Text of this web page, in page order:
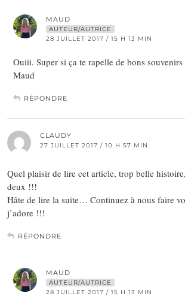
MAUD
AUTEUR/AUTRICE
28 JUILLET 2017 / 15 H 13 MIN
Ouiii. Super si ça te rapelle de bons souvenirs
Maud
RÉPONDRE
CLAUDY
27 JUILLET 2017 / 10 H 57 MIN
Quel plaisir de lire cet article, trop belle
deux !!!
Hâte de lire la suite… Continuez à nous faire
j’adore !!!
RÉPONDRE
MAUD
AUTEUR/AUTRICE
28 JUILLET 2017 / 15 H 13 MIN